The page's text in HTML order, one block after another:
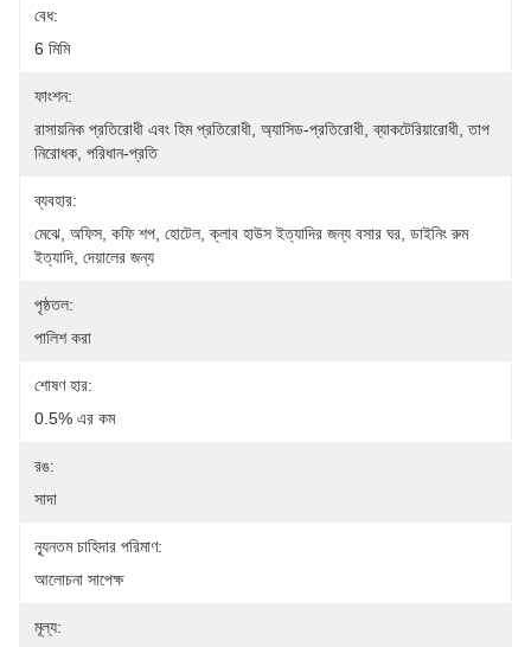
বেধ:
6 মিমি
ফাংশন:
রাসায়নিক প্রতিরোধী এবং হিম প্রতিরোধী, অ্যাসিড-প্রতিরোধী, ব্যাকটেরিয়ারোধী, তাপ
নিরোধক, পরিধান-প্রতি
ব্যবহার:
মেঝে, অফিস, কফি শপ, হোটেল, ক্লাব হাউস ইত্যাদির জন্য বসার ঘর, ডাইনিং রুম
ইত্যাদি, দেয়ালের জন্য
পৃষ্ঠতল:
পালিশ করা
শোষণ হার:
0.5% এর কম
রঙ:
সাদা
ন্যূনতম চাহিদার পরিমাণ:
আলোচনা সাপেক্ষ
মূল্য: